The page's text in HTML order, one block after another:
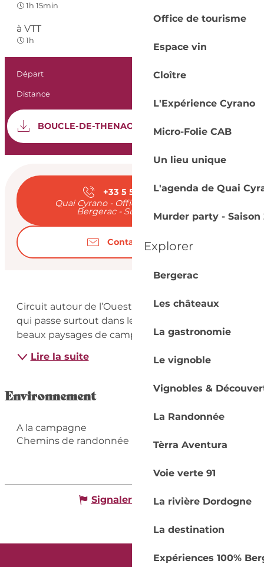
Office de tourisme
Espace vin
Cloître
L'Expérience Cyrano
Micro-Folie CAB
Un lieu unique
L'agenda de Quai
Murder party - Saison
Explorer
Bergerac
Les châteaux
La gastronomie
Le vignoble
Vignobles &
La Randonnée
Tèrra Aventura
Voie verte 91
La rivière Dordogne
La destination
Expériences 100%
1h 15min
à VTT
1h
Informations
Départ
Distance
Documentation
BOUCLE-DE-THENAC-INSEE-24549
Ouverture et
+33 5 53 57 03▒▒
Quai Cyrano - Office de Tourisme de
Bergerac - Sud Dordogne
Contactez-nous
Description
Circuit autour de l’Ouest du village de Thénac
qui passe surtout dans les vignes et qui offre de
beaux paysages de campagne.
Lire la suite
Environnement
A la campagne
Chemins de randonnée
Signaler une erreur